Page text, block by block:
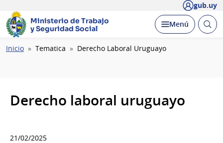
gub.uy
Ministerio de Trabajo
y Seguridad Social
Desplegar
Menú Abrir
Ruta
Inicio Tematica Derecho Laboral Uruguayo
Derecho laboral uruguayo
21/02/2025